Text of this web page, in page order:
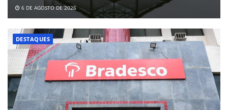
6 DE AGOSTO DE 2026
DESTAQUES